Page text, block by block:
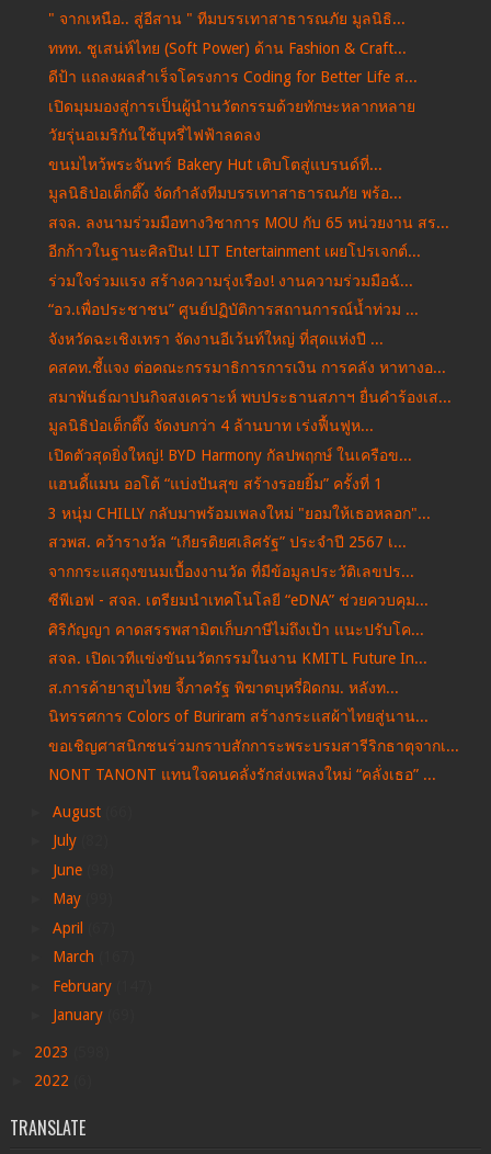
" จากเหนือ.. สู่อีสาน " ทีมบรรเทาสาธารณภัย มูลนิธิ...
ททท. ชูเสน่ห์ไทย (Soft Power) ด้าน Fashion & Craft...
ดีป้า แถลงผลสำเร็จโครงการ Coding for Better Life ส...
เปิดมุมมองสู่การเป็นผู้นำนวัตกรรมด้วยทักษะหลากหลาย
วัยรุ่นอเมริกันใช้บุหรี่ไฟฟ้าลดลง
ขนมไหว้พระจันทร์ Bakery Hut เติบโตสู่แบรนด์ที่...
มูลนิธิป่อเต็กตึ๊ง จัดกำลังทีมบรรเทาสาธารณภัย พร้อ...
สจล. ลงนามร่วมมือทางวิชาการ MOU กับ 65 หน่วยงาน สร...
อีกก้าวในฐานะศิลปิน! LIT Entertainment เผยโปรเจกต์...
ร่วมใจร่วมแรง สร้างความรุ่งเรือง! งานความร่วมมือฉั...
“อว.เพื่อประชาชน” ศูนย์ปฏิบัติการสถานการณ์น้ำท่วม ...
จังหวัดฉะเชิงเทรา จัดงานอีเว้นท์ใหญ่ ที่สุดแห่งปี ...
คสคท.ชี้แจง ต่อคณะกรรมาธิการการเงิน การคลัง หาทางอ...
สมาพันธ์ฌาปนกิจสงเคราะห์ พบประธานสภาฯ ยื่นคำร้องเส...
มูลนิธิป่อเต็กตึ๊ง จัดงบกว่า 4 ล้านบาท เร่งฟื้นฟูห...
เปิดตัวสุดยิ่งใหญ่! BYD Harmony กัลปพฤกษ์ ในเครือข...
แฮนดี้แมน ออโต้ “แบ่งปันสุข สร้างรอยยิ้ม” ครั้งที่ 1
3 หนุ่ม CHILLY กลับมาพร้อมเพลงใหม่ "ยอมให้เธอหลอก"...
สวพส. คว้ารางวัล “เกียรติยศเลิศรัฐ” ประจำปี 2567 เ...
จากกระแสถุงขนมเบื้องงานวัด ที่มีข้อมูลประวัติเลขปร...
ซีพีเอฟ - สจล. เตรียมนำเทคโนโลยี “eDNA” ช่วยควบคุม...
ศิริกัญญา คาดสรรพสามิตเก็บภาษีไม่ถึงเป้า แนะปรับโค...
สจล. เปิดเวทีแข่งขันนวัตกรรมในงาน KMITL Future In...
ส.การค้ายาสูบไทย จี้ภาครัฐ พิฆาตบุหรี่ผิดกม. หลังท...
นิทรรศการ Colors of Buriram สร้างกระแสผ้าไทยสู่นาน...
ขอเชิญศาสนิกชนร่วมกราบสักการะพระบรมสารีริกธาตุจากเ...
NONT TANONT แทนใจคนคลั่งรักส่งเพลงใหม่ “คลั่งเธอ” ...
August
July
June
May
April
March
February
January
2023
2022
TRANSLATE